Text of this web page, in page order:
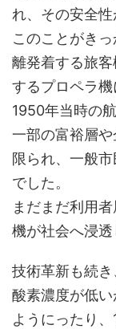
れ、その安全性
このことがき
離発着する旅
するプロペラ機
1950年当時の
一部の富裕層
限られ、一般
でした。
まだまだ利用
機が社会へ浸透
技術革新も続き
酸素濃度が低
ようにったり